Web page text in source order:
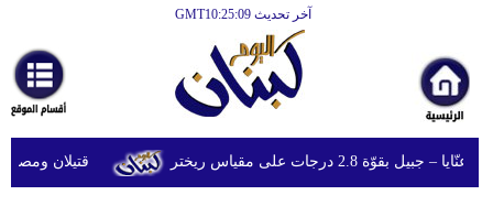
آخر تحديث GMT10:25:09
أخبارعاجلة
رياضة
ثقافة
قتيلان ومصابون جراء 14 غارة إسرائيلية على 2.8 درجات على مقياس ريختر